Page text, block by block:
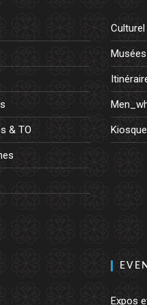
& TO
Culturel
Kiosque
Expos